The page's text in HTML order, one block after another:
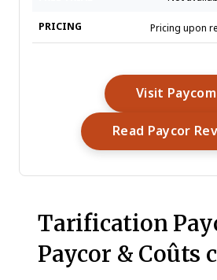
PRICING Pricing upon
Visit Paycom
Read Paycor
Tarification
Paycor & Coûts